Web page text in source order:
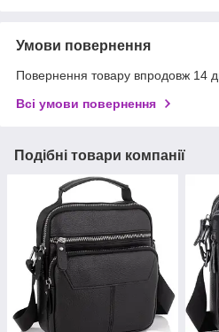
Умови повернення
Повернення товару впродовж 14
Всі умови повернення
Подібні товари компанії